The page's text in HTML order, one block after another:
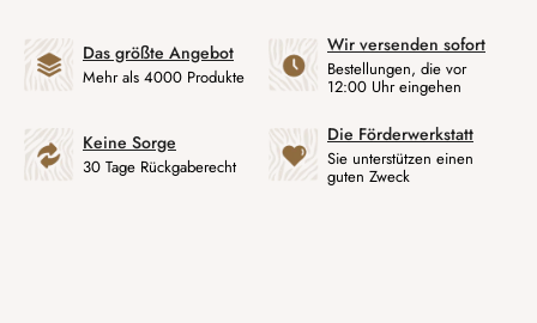
Das größte Angebot
Mehr als 4000 Produkte
Wir versenden sofort
Bestellungen, die vor
12:00 Uhr eingehen
Keine Sorge
30 Tage Rückgaberecht
Die Förderwerkstatt
Sie unterstützen einen
guten Zweck